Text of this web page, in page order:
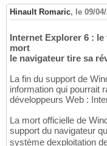
Hinault Romaric, le 09/
Internet Explorer 6 :
mort
le navigateur tire sa
La fin du support de
information qui pourrait
développeurs Web :
La mort officielle de
support du navigateur
système dexploitation